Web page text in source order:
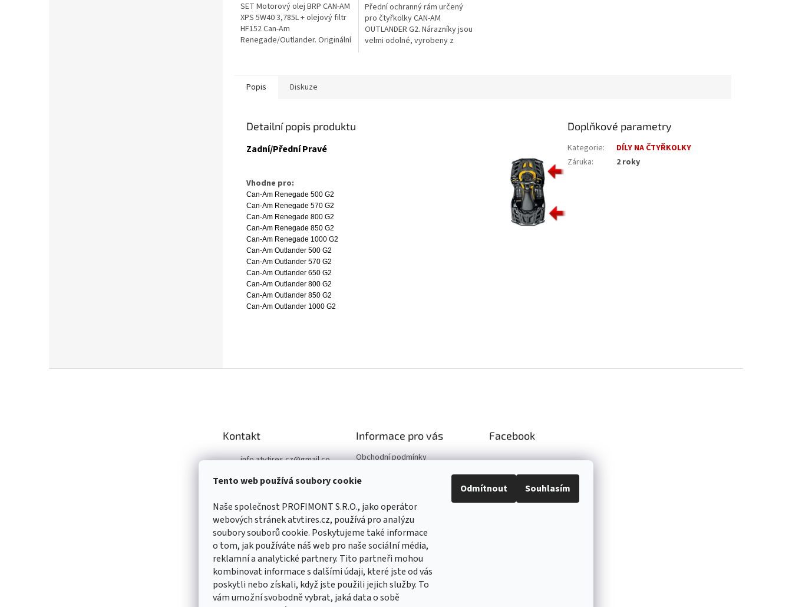
Tento web používá soubory cookie
Naše společnost PROFIMONT S.R.O., jako operátor
webových stránek atvtires.cz, používá pro analýzu
soubory souborů cookie. Poskytujeme také informace
o tom, jak používáte náš web pro naše sociální média,
reklamní a analytické partnery. Tito partneři mohou
kombinovat informace s dalšími údaji, které jste od vás
poskytli nebo získali, když jste použili jejich služby. To
vám umožní svobodně vybrat, jaká data o sobě
Odmítnout Souhlasím
SET Motorový olej BRP CAN-AM
XPS 5W40 3,785L + olejový filtr
HF152 Can-Am
Renegade/Outlander. Originální
Přední ochranný rám určený
pro čtyřkolky CAN-AM
OUTLANDER G2. Nárazníky jsou
velmi odolné, vyrobeny z
Popis Diskuze
Detailní popis produktu
Zadní/Přední Pravé
Vhodne pro:
Can-Am Renegade 500 G2
Can-Am Renegade 570 G2
Can-Am Renegade 800 G2
Can-Am Renegade 850 G2
Can-Am Renegade 1000 G2
Can-Am Outlander 500 G2
Can-Am Outlander 570 G2
Can-Am Outlander 650 G2
Can-Am Outlander 800 G2
Can-Am Outlander 850 G2
Can-Am Outlander 1000 G2
Doplňkové parametry
Kategorie:
DÍLY NA ČTYŘKOLKY
Záruka: 2 roky
Kontakt
info.atvtires.cz@gmail.co
+421 907 364 647
https://www.facebook.co
m/ATVTirescz-109291744
990395
https://www.facebook.co
m/ATVTirescz-109291744
990395
Informace pro vás
Obchodní podmínky
Podmínky ochrany osobních
údajů
Reklamace
Facebook